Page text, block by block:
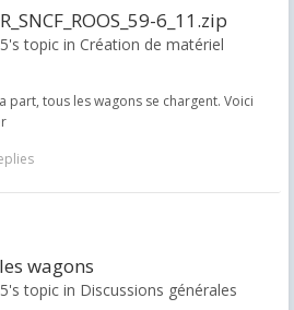
6_11.zip
topic in Création de matériel
part, tous les wagons se chargent. Voici
wagons
topic in Discussions générales